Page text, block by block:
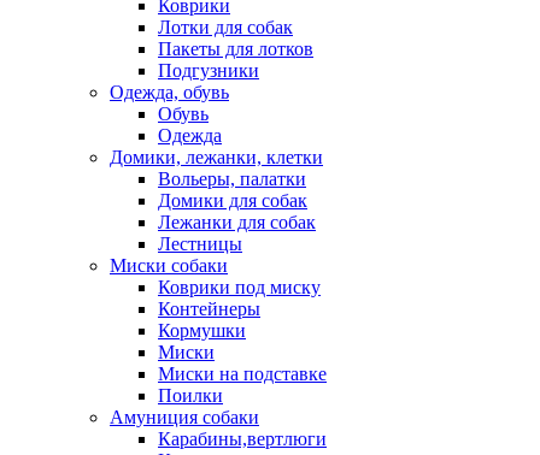
Коврики
Лотки для собак
Пакеты для лотков
Подгузники
Одежда, обувь
Обувь
Одежда
Домики, лежанки, клетки
Вольеры, палатки
Домики для собак
Лежанки для собак
Лестницы
Миски собаки
Коврики под миску
Контейнеры
Кормушки
Миски
Миски на подставке
Поилки
Амуниция собаки
Карабины,вертлюги